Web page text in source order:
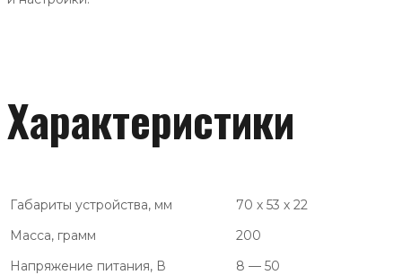
Характеристики
Габариты устройства, мм
70 х 53 х 22
Масса, грамм
200
Напряжение питания, В
8 — 50